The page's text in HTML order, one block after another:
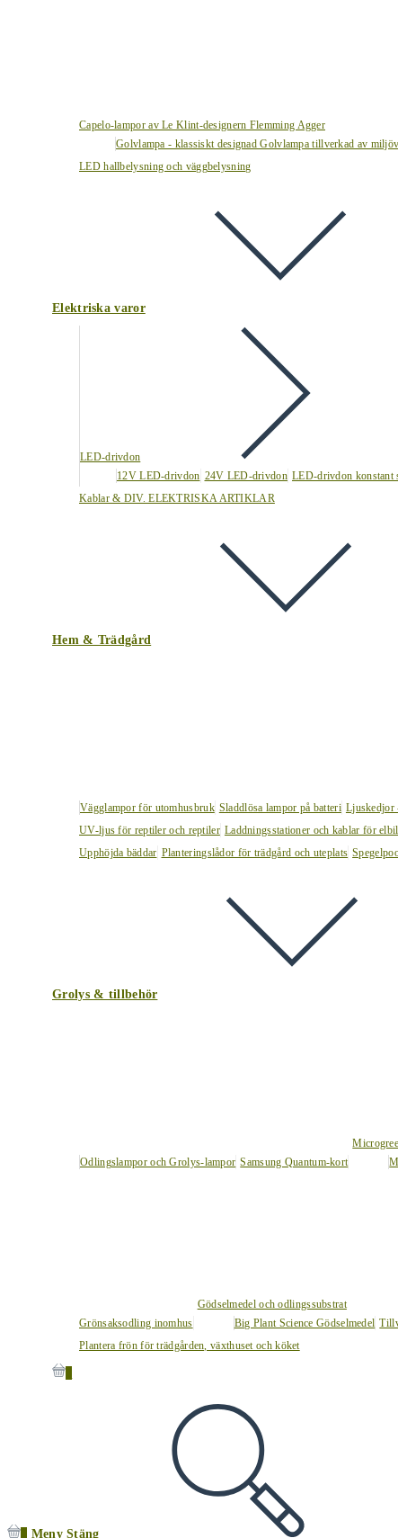
Capelo-lampor av Le Klint-designern Flemming Agger
Golvlampa - klassiskt designad Golvlampa tillverkad av
LED hallbelysning och väggbelysning
Elektriska varor
LED-drivdon
12V LED-drivdon 24V LED-drivdon LED-drivdon konstant
Kablar & DIV. ELEKTRISKA ARTIKLAR
Hem & Trädgård
Vägglampor för utomhusbruk Sladdlösa lampor på batteri Ljuskedjor
UV-ljus för reptiler och reptiler Laddningsstationer och kablar för
Upphöjda bäddar Planteringslådor för trädgård och uteplats
Grolys & tillbehör
Odlingslampor och Grolys-lampor Samsung Quantum-kort
Grönsaksodling inomhus
Gödselmedel och odlingssubstrat
Big Plant Science Gödselmedel
Plantera frön för trädgården, växthuset och köket
Meny Stäng